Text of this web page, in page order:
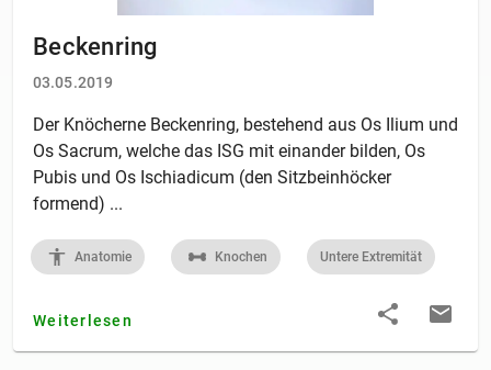
Beckenring
03.05.2019
Der Knöcherne Beckenring, bestehend aus Os Ilium und
Os Sacrum, welche das ISG mit einander bilden, Os
Pubis und Os Ischiadicum (den Sitzbeinhöcker
formend) ...
Anatomie Knochen Untere Extremität
Weiterlesen